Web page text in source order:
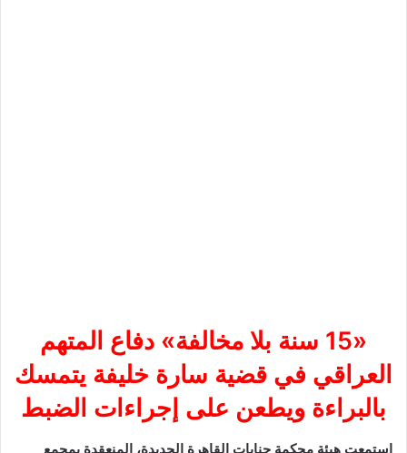
«15 سنة بلا مخالفة» دفاع المتهم
العراقي في قضية سارة خليفة يتمسك
بالبراءة ويطعن على إجراءات الضبط
استمعت هيئة محكمة جنايات القاهرة الجديدة، المنعقدة بمجمع